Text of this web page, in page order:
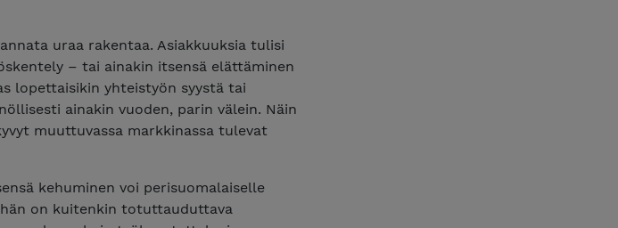
uraa rakentaa. Asiakkuuksia tulisi
– tai ainakin itsensä elättäminen
lopettaisikin yhteistyön syystä tai
ainakin vuoden, parin välein. Näin
muuttuvassa markkinassa tulevat
kehuminen voi perisuomalaiselle
on kuitenkin totuttauduttava